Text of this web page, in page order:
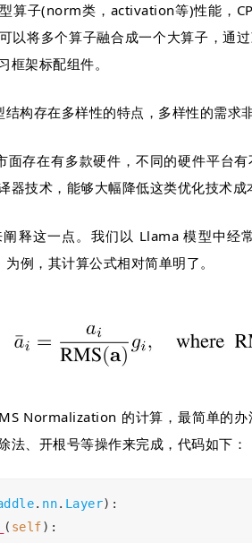
算子(norm类，activation等)性能，
以将多个算子融合成一个大算子，通
框架标配组件。
构存在多样性的特点，多样性的需求
面存在有多款硬件，不同的硬件平台
器技术，能够大幅降低这类优化技术成
释这一点。我们以 Llama 模型中经
为例，其计算公式相对简单明了。
Normalization 的计算，最简单的
法、开根号等操作来完成，代码如下：
. nn. Layer):
( self) :